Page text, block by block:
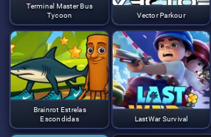
Terminal Master Bus
Tycoon
Vector Parkour
Brainrot Estrelas
Escondidas
LastWar Survival